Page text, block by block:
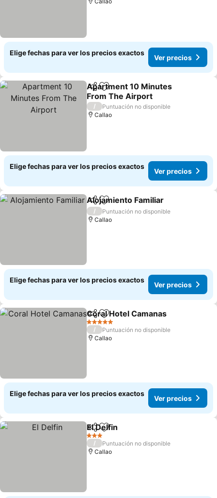
Elige fechas para ver los precios exactos
Ver precios
CompartirAgregar a favoritos
Apartment 10 Minutes
From The Airport
/
Puntuación no disponible
Callao
Elige fechas para ver los precios exactos
Ver precios
CompartirAgregar a favoritos
Alojamiento Familiar
/
Puntuación no disponible
Callao
Elige fechas para ver los precios exactos
Ver precios
CompartirAgregar a favoritos
Coral Hotel Camanas
5 Estrellas
/
Puntuación no disponible
Callao
Elige fechas para ver los precios exactos
Ver precios
CompartirAgregar a favoritos
El Delfin
3 Estrellas
/
Puntuación no disponible
Callao